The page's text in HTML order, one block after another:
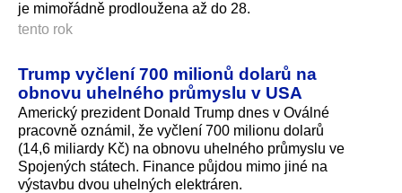
je mimořádně prodloužena až do 28.
tento rok
Trump vyčlení 700 milionů dolarů na
obnovu uhelného průmyslu v USA
Americký prezident Donald Trump dnes v Oválné
pracovně oznámil, že vyčlení 700 milionu dolarů
(14,6 miliardy Kč) na obnovu uhelného průmyslu ve
Spojených státech. Finance půjdou mimo jiné na
výstavbu dvou uhelných elektráren.